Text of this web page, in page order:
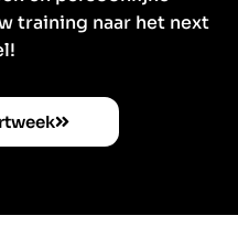
training naar het next